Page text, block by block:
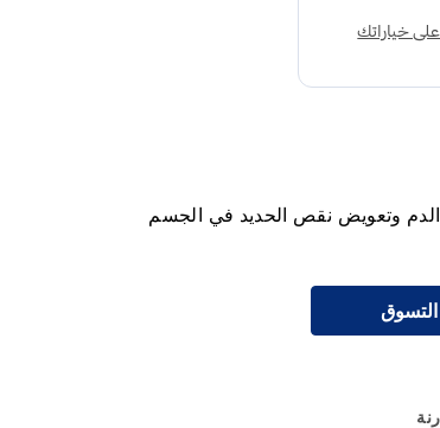
فقر الدم وتعويض نقص الحديد في الجسم